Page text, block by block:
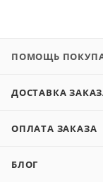
ПОМОЩЬ
ДОСТАВКА
ОПЛАТА ЗАКАЗА
БЛОГ